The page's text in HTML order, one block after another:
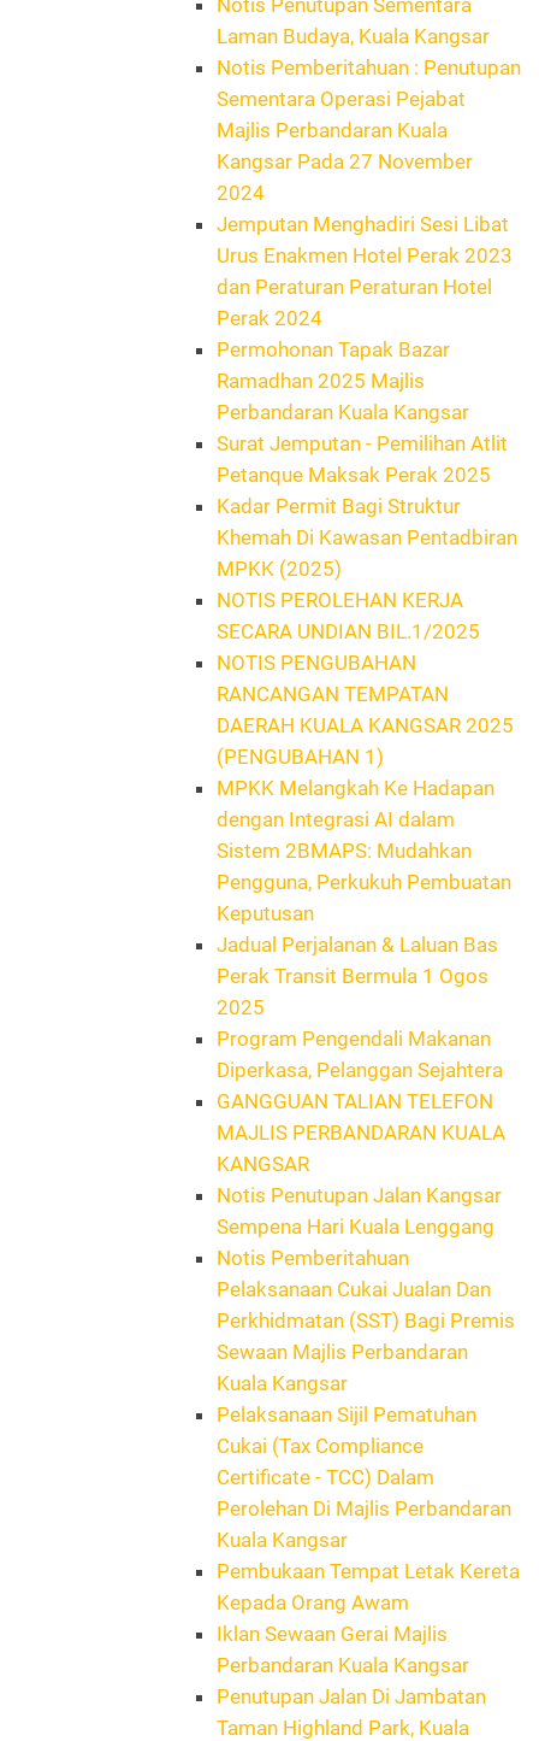
Laman Budaya, Kuala Kangsar
Notis Pemberitahuan : Penutupan
Sementara Operasi Pejabat
Majlis Perbandaran Kuala
Kangsar Pada 27 November
2024
Jemputan Menghadiri Sesi Libat
Urus Enakmen Hotel Perak 2023
dan Peraturan Peraturan Hotel
Perak 2024
Permohonan Tapak Bazar
Ramadhan 2025 Majlis
Perbandaran Kuala Kangsar
Surat Jemputan - Pemilihan Atlit
Petanque Maksak Perak 2025
Kadar Permit Bagi Struktur
Khemah Di Kawasan Pentadbiran
MPKK (2025)
NOTIS PEROLEHAN KERJA
SECARA UNDIAN BIL.1/2025
NOTIS PENGUBAHAN
RANCANGAN TEMPATAN
DAERAH KUALA KANGSAR 2025
(PENGUBAHAN 1)
MPKK Melangkah Ke Hadapan
dengan Integrasi AI dalam
Sistem 2BMAPS: Mudahkan
Pengguna, Perkukuh Pembuatan
Keputusan
Jadual Perjalanan & Laluan Bas
Perak Transit Bermula 1 Ogos
2025
Program Pengendali Makanan
Diperkasa, Pelanggan Sejahtera
GANGGUAN TALIAN TELEFON
MAJLIS PERBANDARAN KUALA
KANGSAR
Notis Penutupan Jalan Kangsar
Sempena Hari Kuala Lenggang
Notis Pemberitahuan
Pelaksanaan Cukai Jualan Dan
Perkhidmatan (SST) Bagi Premis
Sewaan Majlis Perbandaran
Kuala Kangsar
Pelaksanaan Sijil Pematuhan
Cukai (Tax Compliance
Certificate - TCC) Dalam
Perolehan Di Majlis Perbandaran
Kuala Kangsar
Pembukaan Tempat Letak Kereta
Kepada Orang Awam
Iklan Sewaan Gerai Majlis
Perbandaran Kuala Kangsar
Penutupan Jalan Di Jambatan
Taman Highland Park, Kuala